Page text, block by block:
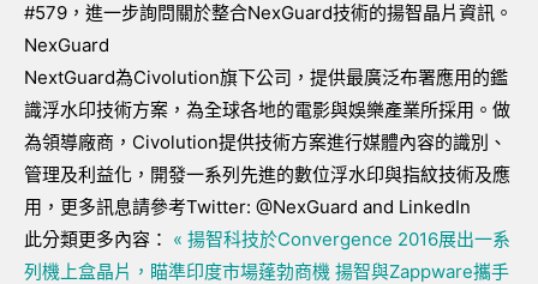
#579，進一步詢問關於整合NexGuard技術的揚智晶片資訊。
NexGuard
NextGuard為Civolution旗下公司，提供最廣泛布署應用的鑑
識浮水印技術方案，為全球各地的電影與娛樂產業所採用。做
為領導廠商，Civolution提供技術方案進行媒體內容的識別、
管理及利益化，開發一系列先進的數位浮水印與指紋技術及應
用，更多訊息請參考Twitter: @NexGuard and LinkedIn
此分類更多內容： « 揚智科技於Convergence 2016展出一系
列機上盒晶片，瞄準印度市場蓬勃商機 揚智與Zappware攜手